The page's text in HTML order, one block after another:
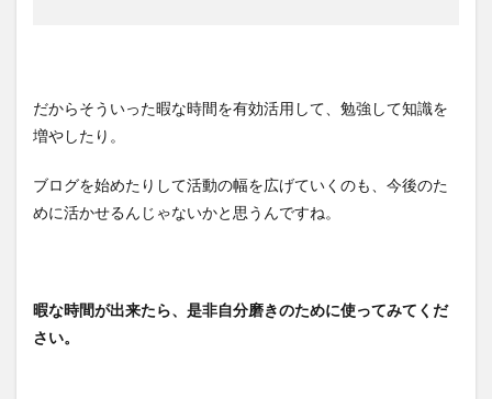
だからそういった暇な時間を有効活用して、勉強して知識を
増やしたり。
ブログを始めたりして活動の幅を広げていくのも、今後のた
めに活かせるんじゃないかと思うんですね。
暇な時間が出来たら、是非自分磨きのために使ってみてくだ
さい。